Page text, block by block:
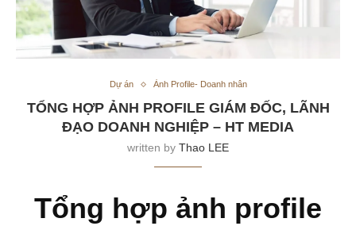
Dự án Ảnh Profile- Doanh nhân
TỔNG HỢP ẢNH PROFILE GIÁM ĐỐC, LÃNH
ĐẠO DOANH NGHIỆP – HT MEDIA
written by Thao LEE
Tổng hợp ảnh profile